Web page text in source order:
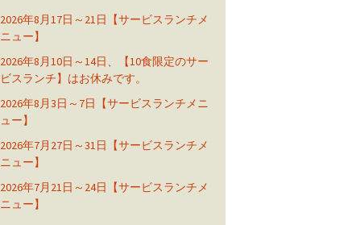
2026年8月17日～21日【サービスランチメ
ニュー】
2026年8月10日～14日、【10食限定のサー
ビスランチ】はお休みです。
2026年8月3日～7日【サービスランチメニ
ュー】
2026年7月27日～31日【サービスランチメ
ニュー】
2026年7月21日～24日【サービスランチメ
ニュー】